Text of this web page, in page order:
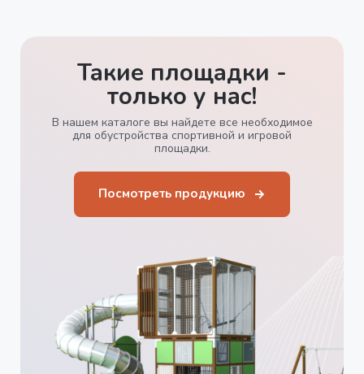
Такие площадки -
только у нас!
В нашем каталоге вы найдете все необходимое
для обустройства спортивной и игровой
площадки.
Посмотреть продукцию